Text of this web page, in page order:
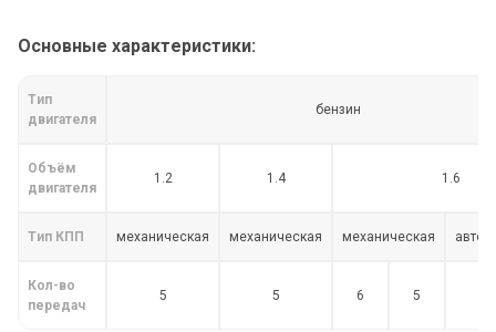
Основные характеристики:
Тип
двигателя
бензин
Объём
двигателя
1.2 1.4 1.6
Тип КПП механическая механическая механическая
Кол-во
передач
5 5 6 5